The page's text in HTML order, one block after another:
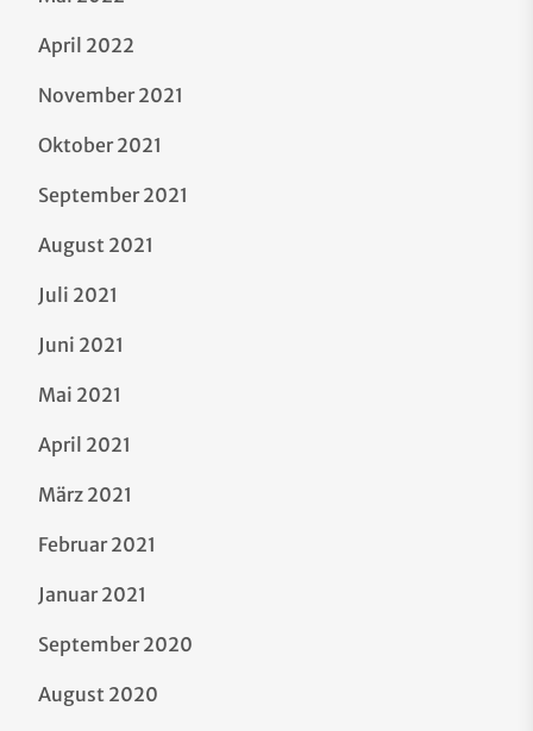
April 2022
November 2021
Oktober 2021
September 2021
August 2021
Juli 2021
Juni 2021
Mai 2021
April 2021
März 2021
Februar 2021
Januar 2021
September 2020
August 2020